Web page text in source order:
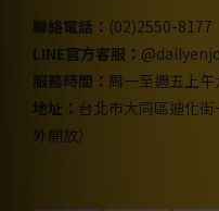
聯絡電話： (02)2550-8177
LINE官方客服：
服務時間： 周一至週五上
地址： 台北市大同區迪化
外開放）